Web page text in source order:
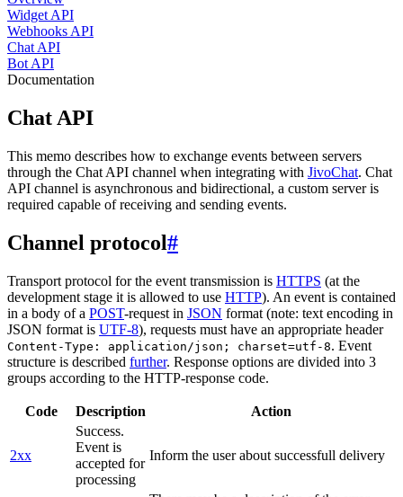
Widget API
Webhooks API
Chat API
Bot API
Documentation
Chat API
This memo describes how to exchange events between servers
through the Chat API channel when integrating with JivoChat. Chat
API channel is asynchronous and bidirectional, a custom server is
required capable of receiving and sending events.
Channel protocol#
Transport protocol for the event transmission is HTTPS (at the
development stage it is allowed to use HTTP). An event is contained
in a body of a POST-request in JSON format (note: text encoding in
JSON format is UTF-8), requests must have an appropriate header
Content-Type: application/json; charset=utf-8. Event
structure is described further. Response options are divided into 3
groups according to the HTTP-response code.
Code Description Action
2xx
Success.
Event is
accepted for
processing
Inform the user about successfull delivery